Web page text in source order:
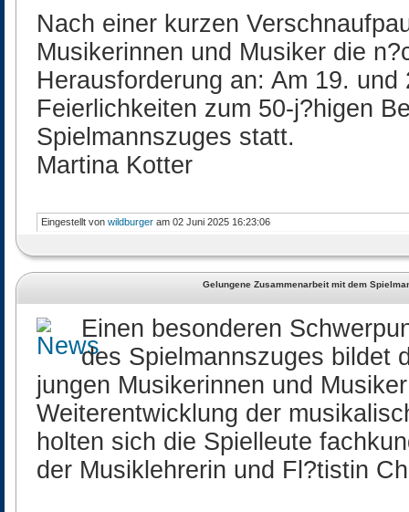
Nach einer kurzen
Musikerinnen und Musiker die
Herausforderung an: Am 19.
Feierlichkeiten zum 50-j?higen
Spielmannszuges statt.
Martina Kotter
Eingestellt von wildburger am 02 Juni 2025 16:23:06
Gelungene Zusammenarbeit mit dem
Einen besonderen
des Spielmannszuges bildet
jungen Musikerinnen und
Weiterentwicklung der
holten sich die Spielleute
der Musiklehrerin und Fl?tistin